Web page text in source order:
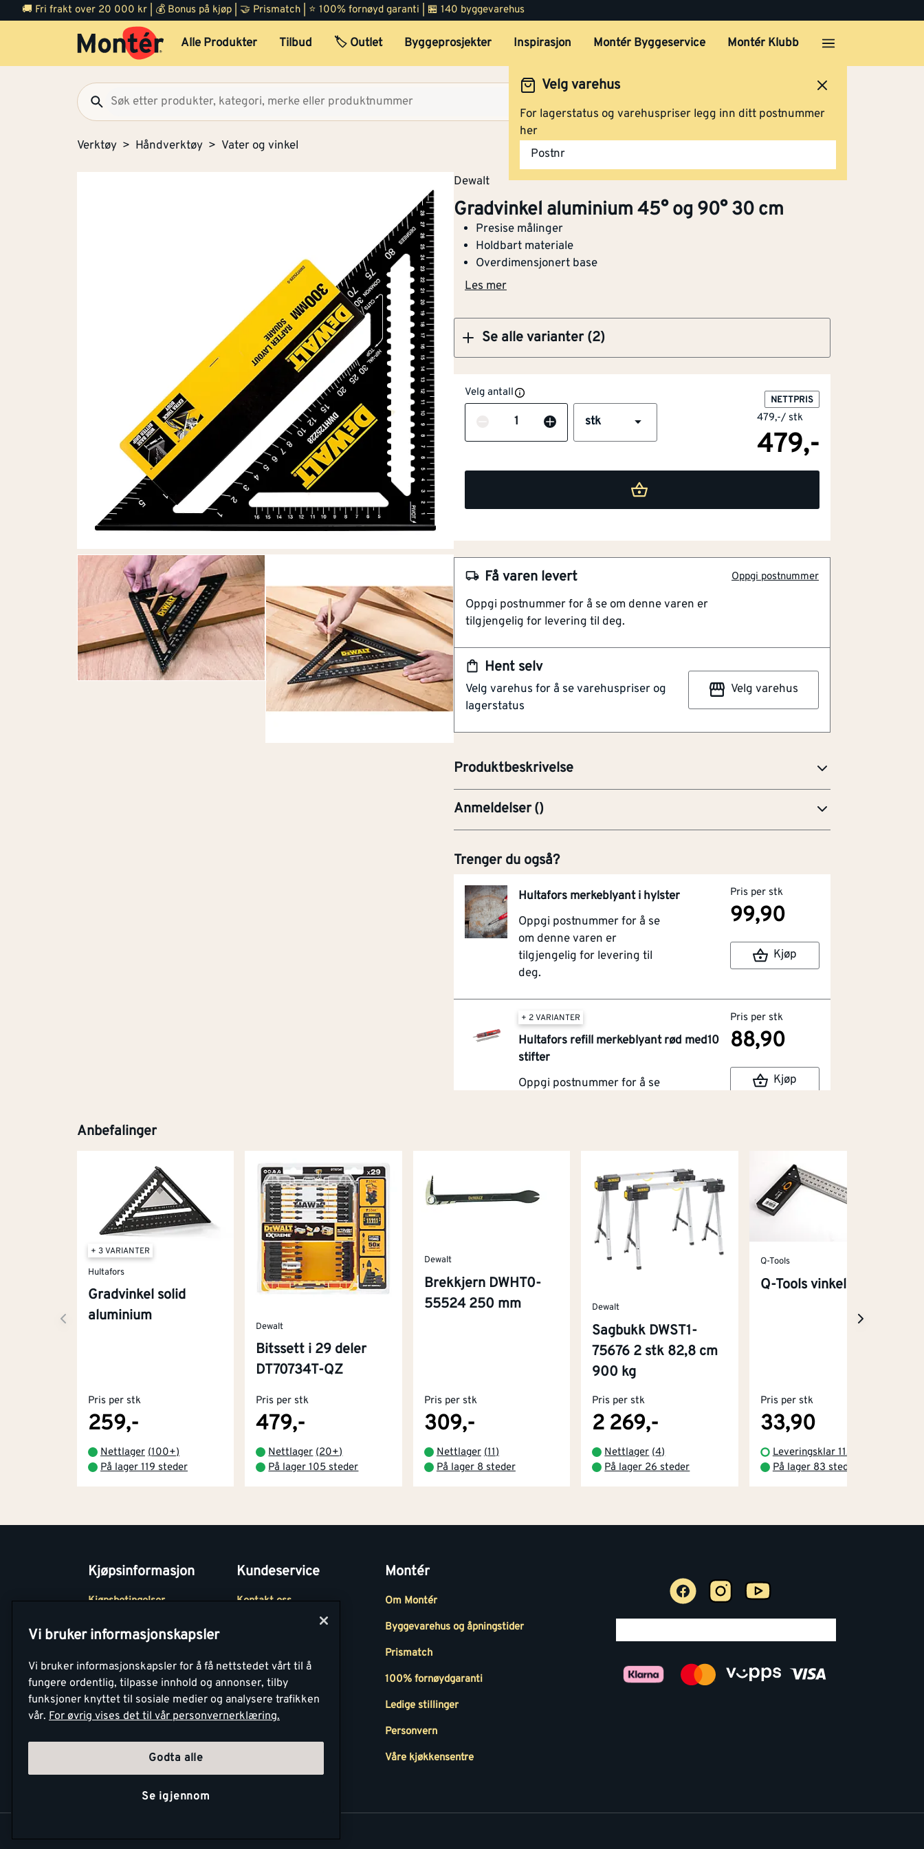
🚚 Fri frakt over 20 000 kr | 💰 Bonus på kjøp | 🤝 Prismatch | ⭐ 100% fornøyd garanti | 🏪 140 byggevarehus
Alle Produkter Tilbud 🏷️ Outlet Byggeprosjekter Inspirasjon Montér Byggeservice Montér Klubb
Velg varehus
For lagerstatus og varehuspriser legg inn ditt postnummer
her
Postnr
Verktøy Håndverktøy Vater og vinkel
Dewalt
Gradvinkel aluminium 45° og 90° 30 cm
Presise målinger
Holdbart materiale
Overdimensjonert base
Les mer
Se alle varianter (2)
Gradvinkel aluminium 45° og
90° 18 cm
Klikk og hent
Gradvinkel aluminium 45° og
90° 30 cm
Velg antall
Antall stk
NETTPRIS
479,-/ stk
479,-
Hent selv
Velg varehus for å se varehuspriser og
lagerstatus
Velg varehus
Få varen levert Oppgi postnummer
Oppgi postnummer for å se om denne varen er
tilgjengelig for levering til deg.
Produktbeskrivelse
NOBB 57751975
Artikkelnummer 101290305
Enkel å bruke
En pålitelig og holdbar gradvinkel som er perfekt for rask og nøyaktig
avmåling og markering av 45° og 90° vinkler. Den er ideell for
en uvurderlig hjelper i ethvert snekker- eller tømrerprosjekt. Vinkelen er
produsert i ekstra tykt aluminium for å tåle selv de tøffeste omgivelsene,
og dens overdimensjonerte base bidrar til å hindre glidning mot
materialet. Den pregede kontrastfargede skalaen på vinkelen sikrer
Anmeldelser()
Trenger du også?
Hultafors merkeblyant i hylster
Oppgi postnummer for å se
om denne varen er
tilgjengelig for levering til
deg.
Pris per stk
99,90
Kjøp
+ 2 VARIANTER
Hultafors refill merkeblyant rød med10
stifter
Oppgi postnummer for å se
Pris per stk
88,90
Kjøp
Anbefalinger
+ 3 VARIANTER
Hultafors
Gradvinkel solid
aluminium
Pris per stk
259,-
Nettlager (100+)
På lager 119 steder
Dewalt
Bitssett i 29 deler
DT70734T-QZ
Pris per stk
479,-
Nettlager (20+)
På lager 105 steder
Dewalt
Brekkjern DWHT0-
55524 250 mm
Pris per stk
309,-
Nettlager (11)
På lager 8 steder
Dewalt
Sagbukk DWST1-
75676 2 stk 82,8 cm
900 kg
Pris per stk
2 269,-
Nettlager (4)
På lager 26 steder
Q-Tools
Q-Tools vinkel 25 cm
Pris per stk
33,90
Leveringsklar 11.08.2026
På lager 83 steder
Kjøpsinformasjon
Kjøpsbetingelser
Betaling
Retur- og
angrerettsskjema
Kundeservice
Kontakt oss
Medlemsavtaler
Montér Bedrift
Montér
Om Montér
Byggevarehus og åpningstider
Prismatch
100% fornøydgaranti
Ledige stillinger
Personvern
Våre kjøkkensentre
Vi bruker informasjonskapsler
Vi bruker informasjonskapsler for å få nettstedet vårt til å
fungere ordentlig, tilpasse innhold og annonser, tilby
funksjoner knyttet til sosiale medier og analysere trafikken
vår. For øvrig vises det til vår personvernerklæring.
Godta alle
Se igjennom